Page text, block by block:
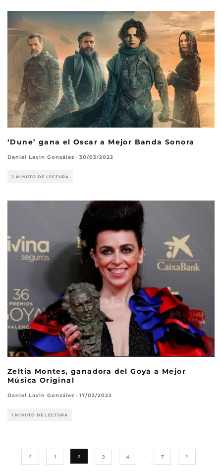
‘Dune’ gana el Oscar a Mejor Banda Sonora
Daniel Lavin González · 30/03/2022
2 MINUTO DE LECTURA
Zeltia Montes, ganadora del Goya a Mejor
Música Original
Daniel Lavin González · 17/02/2022
1 MINUTO DE LECTURA
1 2 3 4 7